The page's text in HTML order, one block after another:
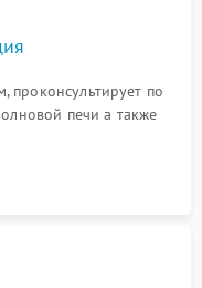
проконсультирует по
печи а также